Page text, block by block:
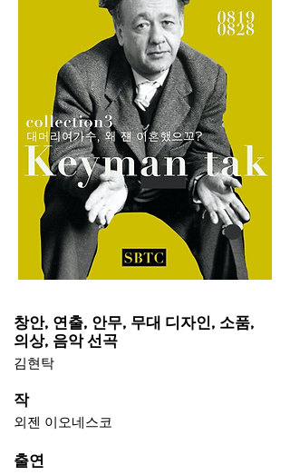
창안, 연출, 안무, 무대 디자인, 소품,
의상, 음악 선곡
김현탁
작
외젠 이오네스코
​출연